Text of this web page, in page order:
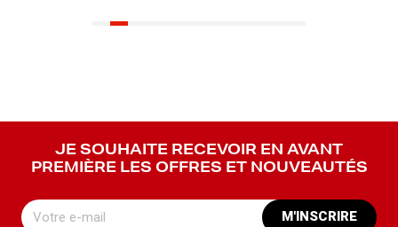
JE SOUHAITE RECEVOIR EN AVANT
PREMIÈRE LES OFFRES ET NOUVEAUTÉS
M'INSCRIRE